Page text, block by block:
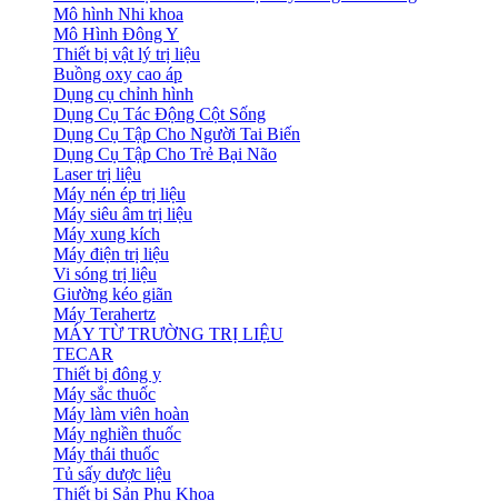
Mô hình Nhi khoa
Mô Hình Đông Y
Thiết bị vật lý trị liệu
Buồng oxy cao áp
Dụng cụ chỉnh hình
Dụng Cụ Tác Động Cột Sống
Dụng Cụ Tập Cho Người Tai Biến
Dụng Cụ Tập Cho Trẻ Bại Não
Laser trị liệu
Máy nén ép trị liệu
Máy siêu âm trị liệu
Máy xung kích
Máy điện trị liệu
Vi sóng trị liệu
Giường kéo giãn
Máy Terahertz
MÁY TỪ TRƯỜNG TRỊ LIỆU
TECAR
Thiết bị đông y
Máy sắc thuốc
Máy làm viên hoàn
Máy nghiền thuốc
Máy thái thuốc
Tủ sấy dược liệu
Thiết bị Sản Phụ Khoa